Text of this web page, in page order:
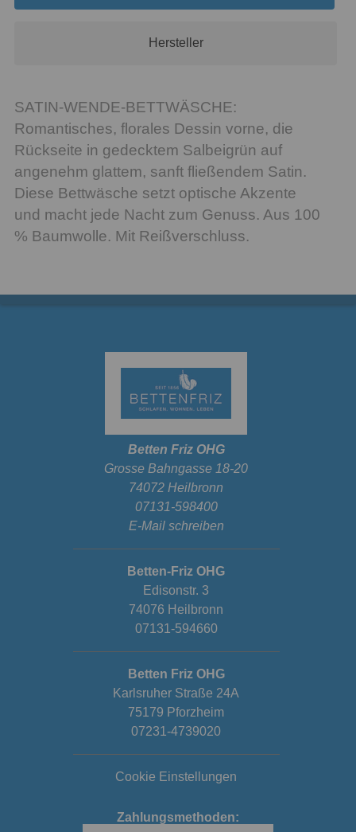
Hersteller
SATIN-WENDE-BETTWÄSCHE:
Romantisches, florales Dessin vorne, die
Rückseite in gedecktem Salbeigrün auf
angenehm glattem, sanft fließendem Satin.
Diese Bettwäsche setzt optische Akzente
und macht jede Nacht zum Genuss. Aus 100
% Baumwolle. Mit Reißverschluss.
Betten Friz OHG
Grosse Bahngasse 18-20
74072 Heilbronn
07131-598400
E-Mail schreiben
Betten-Friz OHG
Edisonstr. 3
74076 Heilbronn
07131-594660
Betten Friz OHG
Karlsruher Straße 24A
75179 Pforzheim
07231-4739020
Cookie Einstellungen
Zahlungsmethoden: